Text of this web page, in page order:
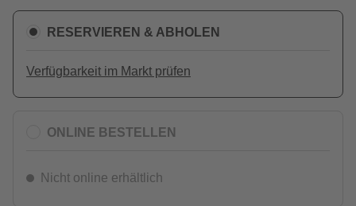
RESERVIEREN & ABHOLEN
Verfügbarkeit im Markt prüfen
ONLINE BESTELLEN
Nicht online erhältlich